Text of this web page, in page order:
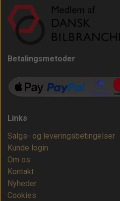
Betalingsmetoder
Links
Salgs- og leveringsbetingelser
Kunde login
Om os
Kontakt
Nyheder
Cookies